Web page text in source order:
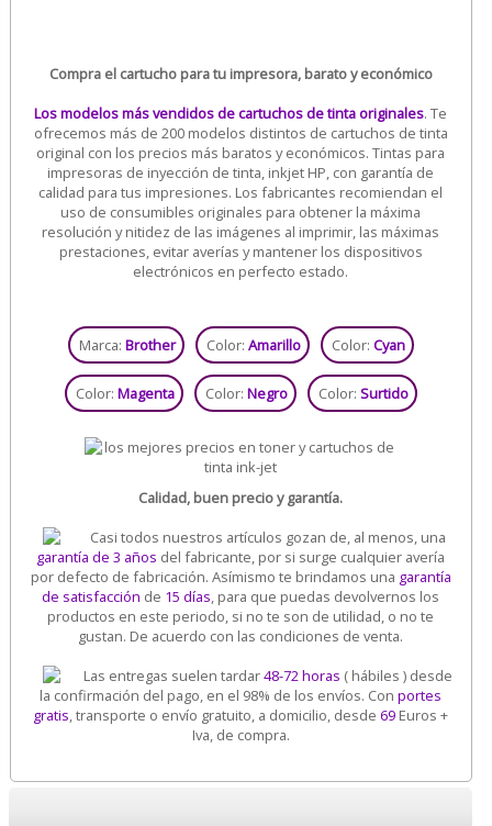
Compra el cartucho para tu impresora, barato y económico
Los modelos más vendidos de cartuchos de tinta originales. Te
ofrecemos más de 200 modelos distintos de cartuchos de tinta
original con los precios más baratos y económicos. Tintas para
impresoras de inyección de tinta, inkjet HP, con garantía de
calidad para tus impresiones. Los fabricantes recomiendan el
uso de consumibles originales para obtener la máxima
resolución y nitidez de las imágenes al imprimir, las máximas
prestaciones, evitar averías y mantener los dispositivos
electrónicos en perfecto estado.
Marca: Brother Color: Amarillo Color: Cyan
Color: Magenta Color: Negro Color: Surtido
Calidad, buen precio y garantía.
Casi todos nuestros artículos gozan de, al menos, una
garantía de 3 años del fabricante, por si surge cualquier avería
por defecto de fabricación. Asímismo te brindamos una garantía
de satisfacción de 15 días, para que puedas devolvernos los
productos en este periodo, si no te son de utilidad, o no te
gustan. De acuerdo con las condiciones de venta.
Las entregas suelen tardar48-72 horas ( hábiles ) desde
la confirmación del pago, en el 98% de los envíos. Conportes
gratis, transporte o envío gratuito, a domicilio, desde69 Euros +
Iva, de compra.